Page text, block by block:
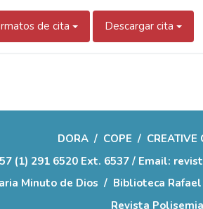
de cita Descargar cita
DORA / COPE / CREATIVE
(1) 291 6520 Ext. 6537 / Email:
Minuto de Dios / Biblioteca
Revista Polisemia